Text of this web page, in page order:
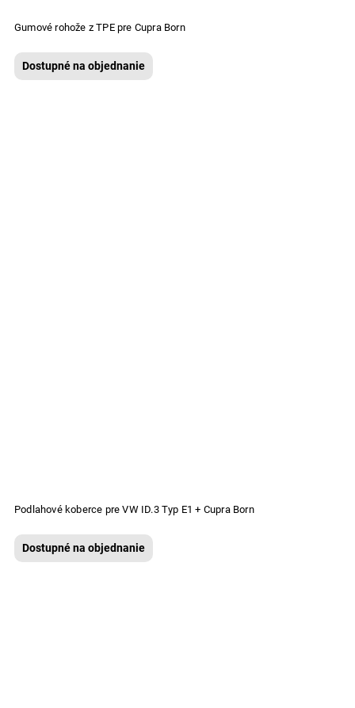
Gumové rohože z TPE pre Cupra Born
Dostupné na objednanie
Podlahové koberce pre VW ID.3 Typ E1 + Cupra Born
Dostupné na objednanie